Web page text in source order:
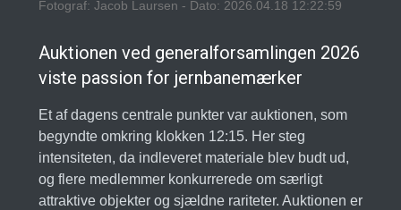
Fotograf: Jacob Laursen - Dato: 2026.04.18 12:22:59
Auktionen ved generalforsamlingen 2026
viste passion for jernbanemærker
Et af dagens centrale punkter var auktionen, som
begyndte omkring klokken 12:15. Her steg
intensiteten, da indleveret materiale blev budt ud,
og flere medlemmer konkurrerede om særligt
attraktive objekter og sjældne rariteter. Auktionen er